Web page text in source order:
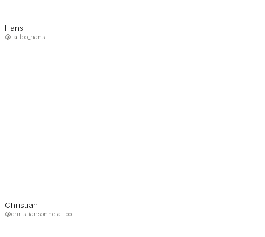
Hans
@tattoo_hans
Christian
@christiansonnetattoo